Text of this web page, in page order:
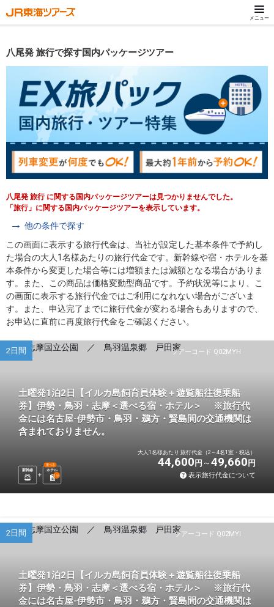
メニュー
八尾発 旅行で探す国内パッケージツアー
八尾発 旅行 に関する国内パッケージツアーは見つかりませんでした。
「旅行」に関する国内パッケージツアーを表示しています。
他の条件で探す
この画面に表示する旅行代金は、当社が設定した基本条件で予約し
た場合の大人1名様あたりの旅行代金です。新幹線や宿・ホテルを基
本条件から変更した場合等には増額または減額となる場合がありま
す。また、この商品は価格変動型商品です。予約状況等により、こ
の画面に表示する旅行代金ではご利用になれない場合がございま
す。また、申込完了までに旅行代金が変わる場合もありますので、
お申込に直前に再度旅行代金をご確認ください。
ツアーコード Q02MYH
2日間
土曜発1泊2日【イルカ島飼育員体験＋遊覧船往復乗船
券】伊勢・鳥羽・志摩＜選べる宿・ホテル＞ ※旅行代
金には名古屋-伊勢市・鳥羽・鵜方・賢島間の交通機関は
含まれておりません。
新幹線 ホテル
選べる
1 泊
大人1名様あたり 旅行代金（2～4名1室・税込）
44,600 円 49,660 円
表示旅行代金について
ツアーコード Q02MYI
2日間
土曜発1泊2日【イルカ島飼育員体験＋遊覧船往復乗船
券】伊勢・鳥羽・志摩＜選べる宿・ホテル＞ ※旅行代
金には名古屋-伊勢市・鳥羽・鵜方・賢島間の交通機関は